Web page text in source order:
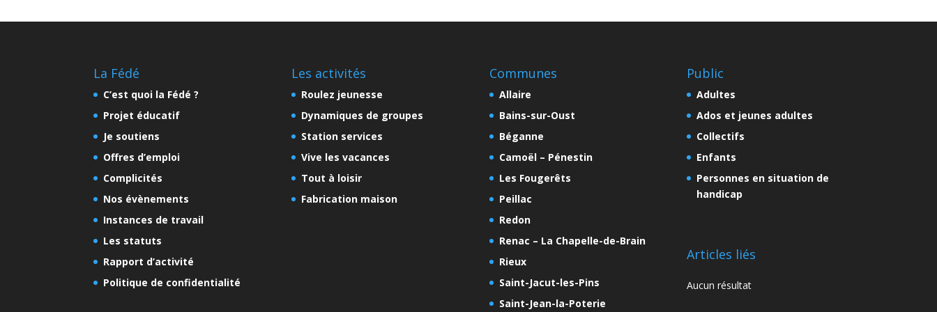
La Fédé
C’est quoi la Fédé ?
Projet éducatif
Je soutiens
Offres d’emploi
Complicités
Nos évènements
Instances de travail
Les statuts
Rapport d’activité
Politique de confidentialité
Les activités
Roulez jeunesse
Dynamiques de groupes
Station services
Vive les vacances
Tout à loisir
Fabrication maison
Communes
Allaire
Bains-sur-Oust
Béganne
Camoël – Pénestin
Les Fougerêts
Peillac
Redon
Renac – La Chapelle-de-Brain
Rieux
Saint-Jacut-les-Pins
Saint-Jean-la-Poterie
Public
Adultes
Ados et jeunes adultes
Collectifs
Enfants
Personnes en situation de
handicap
Articles liés
Aucun résultat